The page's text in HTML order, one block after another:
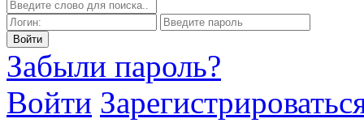
Забыли пароль?
Войти